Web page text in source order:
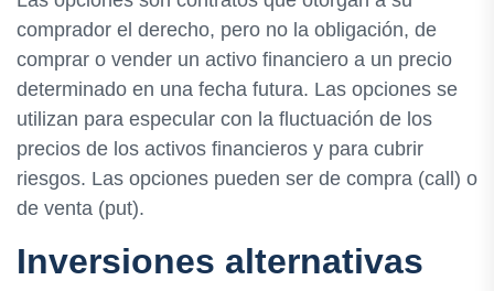
comprador el derecho, pero no la obligación, de
comprar o vender un activo financiero a un precio
determinado en una fecha futura. Las opciones se
utilizan para especular con la fluctuación de los
precios de los activos financieros y para cubrir
riesgos. Las opciones pueden ser de compra (call) o
de venta (put).
Inversiones alternativas